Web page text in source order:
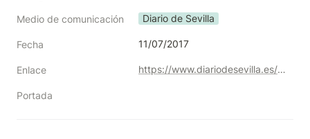
Medio de comunicación Diario de Sevilla
Fecha 11/07/2017
Enlace https://www.diariodesevilla.es/sevilla/Autismo-Sevilla-solicita-accesibilidad-museos_0_1153085253.html
Portada